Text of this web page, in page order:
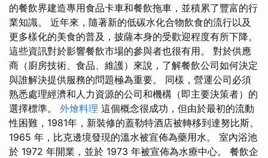
的餐飲界建造專用食品卡車和餐飲拖車，並積累了豐富的行
業知識。 近年來，隨著新的低碳水化合物飲食的流行以及
更多樣化的美食的普及，披薩本身的受歡迎程度有所下降。
這些資訊對於影響餐飲市場的參與者也很有用。 對於供應
商（廚房技術、食品、維護）來說，了解餐飲公司如何決定
與誰解決提供服務的問題極為重要。 同樣，營運公司必須
熟悉處理經濟和人力資源的公司和機構（即主要決策者）的
選擇標準。 外燴料理 這個概念很成功，但由於最初的流動
性困難，1981年，新裝修的蓋勒特酒店被轉移到達努比斯。
1965 年，比克邊境發現的溫水被宣佈為藥用水。 室內浴池
於 1972 年開業，並於 1973 年被宣佈為水療中心。 餐飲企